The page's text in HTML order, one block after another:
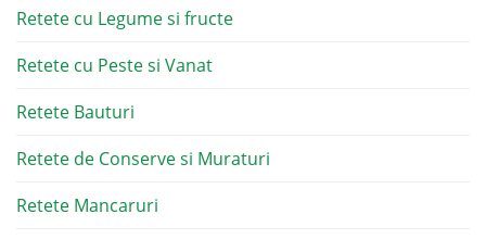
Retete cu Legume si fructe
Retete cu Peste si Vanat
Retete Bauturi
Retete de Conserve si Muraturi
Retete Mancaruri